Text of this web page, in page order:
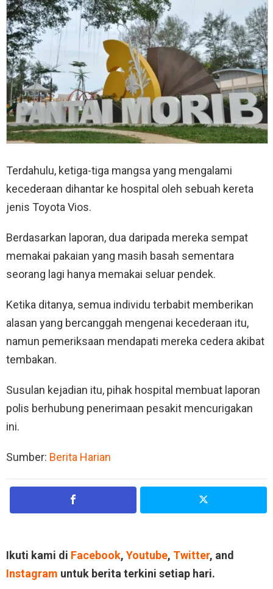
Terdahulu, ketiga-tiga mangsa yang mengalami
kecederaan dihantar ke hospital oleh sebuah kereta
jenis Toyota Vios.
Berdasarkan laporan, dua daripada mereka sempat
memakai pakaian yang masih basah sementara
seorang lagi hanya memakai seluar pendek.
Ketika ditanya, semua individu terbabit memberikan
alasan yang bercanggah mengenai kecederaan itu,
namun pemeriksaan mendapati mereka cedera akibat
tembakan.
Susulan kejadian itu, pihak hospital membuat laporan
polis berhubung penerimaan pesakit mencurigakan
ini.
Sumber: Berita Harian
Ikuti kami di Facebook, Youtube, Twitter, and
Instagram untuk berita terkini setiap hari.